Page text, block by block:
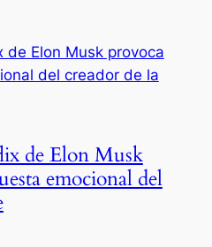
de Elon Musk
emocional del